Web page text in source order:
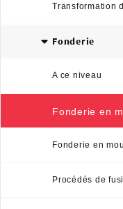
Transformation
Fonderie
A ce niveau
Fonderie en
Fonderie en
Procédés de